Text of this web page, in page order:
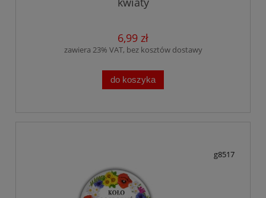
6,99 zł
zawiera 23% VAT, bez kosztów dostawy
do koszyka
g8517